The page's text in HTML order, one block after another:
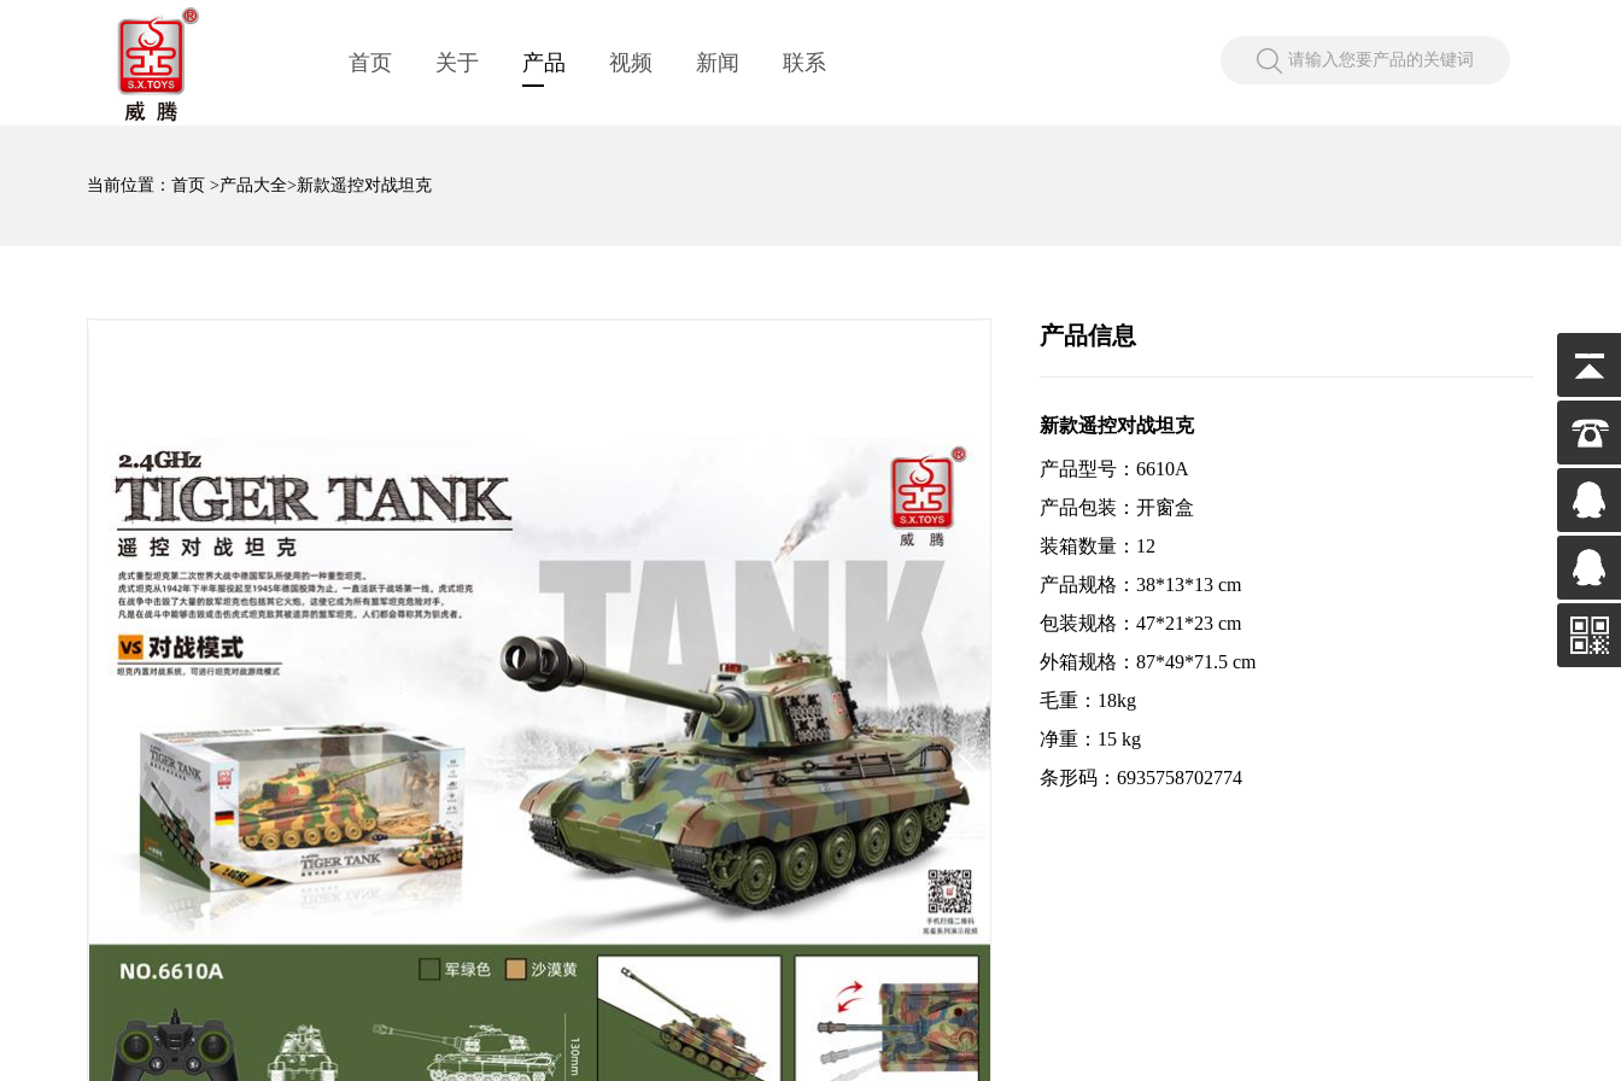
首页 关于 产品 视频 新闻 联系 请输入您要产品的关键词
当前位置： 首页 >产品大全>新款遥控对战坦克
产品信息
新款遥控对战坦克
产品型号：6610A
产品包装：开窗盒
装箱数量：12
产品规格：38*13*13 cm
包装规格：47*21*23 cm
外箱规格：87*49*71.5 cm
毛重：18kg
净重：15 kg
条形码：6935758702774